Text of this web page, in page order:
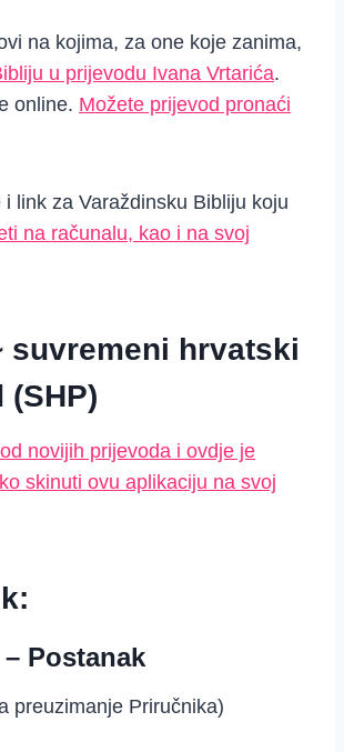
na kojima, za one koje zanima,
u prijevodu Ivana Vrtarića.
online. Možete prijevod pronaći
i link za Varaždinsku Bibliju koju
na računalu, kao i na svoj
suvremeni hrvatski
novijih prijevoda i ovdje je
skinuti ovu aplikaciju na svoj
Postanak
preuzimanje Priručnika)